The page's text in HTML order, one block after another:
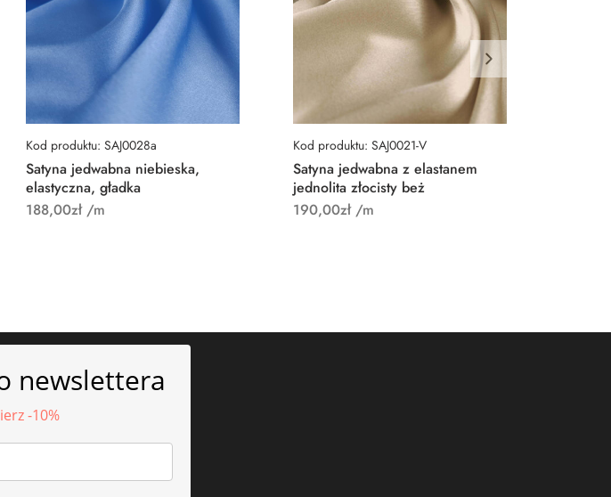
Kod produktu: SAJ0028a
Satyna jedwabna niebieska,
elastyczna, gładka
188,00zł/m
Kod produktu: SAJ0021-V
Satyna jedwabna z elastanem
jednolita złocisty beż
190,00zł/m
newslettera
-10%